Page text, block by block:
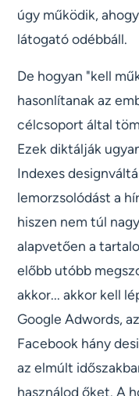
úgy működik,
látogató odébbáll.
De hogyan "kell
hasonlítanak az
célcsoport által
Ezek diktálják
Indexes
lemorzsolódást a
hiszen nem túl
alapvetően a
előbb utóbb
akkor... akkor kell
Google Adwords,
Facebook hány
az elmúlt
használod őket. A